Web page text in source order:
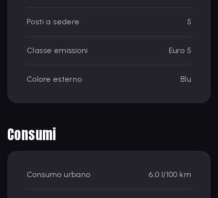
Posti a sedere 5
Classe emissioni Euro 5
Colore esterno Blu
Consumi
Consumo urbano 6,0 l/100 km